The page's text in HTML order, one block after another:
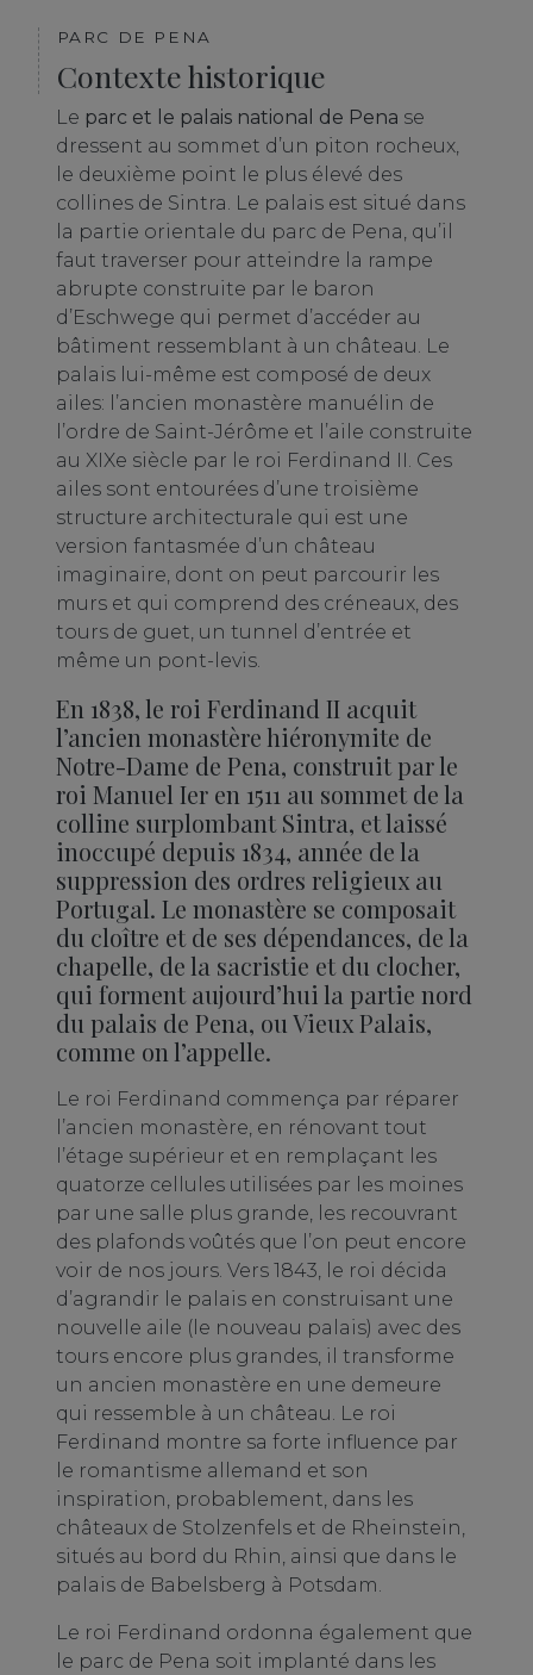
PARC DE PENA
Contexte historique
Le parc et le palais national de Pena se
dressent au sommet d’un piton rocheux,
le deuxième point le plus élevé des
collines de Sintra. Le palais est situé dans
la partie orientale du parc de Pena, qu’il
faut traverser pour atteindre la rampe
abrupte construite par le baron
d’Eschwege qui permet d’accéder au
bâtiment ressemblant à un château. Le
palais lui-même est composé de deux
ailes: l’ancien monastère manuélin de
l’ordre de Saint-Jérôme et l’aile construite
au XIXe siècle par le roi Ferdinand II. Ces
ailes sont entourées d’une troisième
structure architecturale qui est une
version fantasmée d’un château
imaginaire, dont on peut parcourir les
murs et qui comprend des créneaux, des
tours de guet, un tunnel d’entrée et
même un pont-levis.
En 1838, le roi Ferdinand II acquit
l’ancien monastère hiéronymite de
Notre-Dame de Pena, construit par le
roi Manuel Ier en 1511 au sommet de la
colline surplombant Sintra, et laissé
inoccupé depuis 1834, année de la
suppression des ordres religieux au
Portugal. Le monastère se composait
du cloître et de ses dépendances, de la
chapelle, de la sacristie et du clocher,
qui forment aujourd’hui la partie nord
du palais de Pena, ou Vieux Palais,
comme on l’appelle.
Le roi Ferdinand commença par réparer
l’ancien monastère, en rénovant tout
l’étage supérieur et en remplaçant les
quatorze cellules utilisées par les moines
par une salle plus grande, les recouvrant
des plafonds voûtés que l’on peut encore
voir de nos jours. Vers 1843, le roi décida
d’agrandir le palais en construisant une
nouvelle aile (le nouveau palais) avec des
tours encore plus grandes, il transforme
un ancien monastère en une demeure
qui ressemble à un château. Le roi
Ferdinand montre sa forte influence par
le romantisme allemand et son
inspiration, probablement, dans les
châteaux de Stolzenfels et de Rheinstein,
situés au bord du Rhin, ainsi que dans le
palais de Babelsberg à Potsdam.
Le roi Ferdinand ordonna également que
le parc de Pena soit implanté dans les